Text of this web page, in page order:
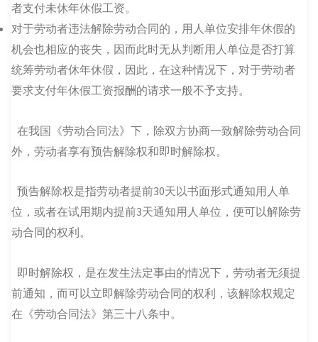
者支付未休年休假工资。
对于劳动者违法解除劳动合同的，用人单位安排年休假的
机会也相应的丧失，因而此时无从判断用人单位是否打算
统筹劳动者休年休假，因此，在这种情况下，对于劳动者
要求支付年休假工资报酬的请求一般不予支持。
在我国《劳动合同法》下，除双方协商一致解除劳动合同
外，劳动者享有预告解除权和即时解除权。
预告解除权是指劳动者提前30天以书面形式通知用人单
位，或者在试用期内提前3天通知用人单位，便可以解除劳
动合同的权利。
即时解除权，是在发生法定事由的情况下，劳动者无须提
前通知，而可以立即解除劳动合同的权利，该解除权规定
在《劳动合同法》第三十八条中。